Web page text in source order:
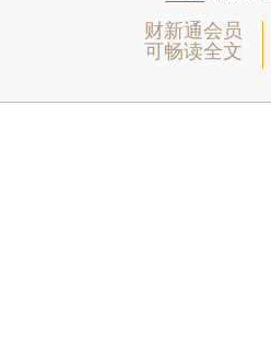
财新通会员
可畅读全文